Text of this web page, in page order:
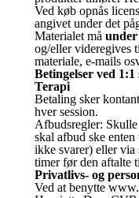
Ved køb opnås
angivet under det
Materialet må
og/eller videregives
materiale, e-mails
Betingelser ved 1:1
Terapi
Betaling sker
hver session.
Afbudsregler:
skal afbud ske
ikke svarer) eller via
timer før den aftalte
Privatlivs- og
Ved at benytte